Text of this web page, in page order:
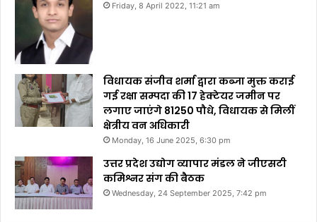
Friday, 8 April 2022, 11:21 am
विधायक संजीव शर्मा द्वारा कब्जा मुक्त कराई
गई रक्षा सम्पदा की 17 हेक्टेयर जमीन पर
लगाए जाएंगे 81250 पौधे, विधायक से मिलीं
क्षेत्रीय वन अधिकारी
Monday, 16 June 2025, 6:30 pm
उत्तर प्रदेश उद्योग व्यापार मंडल ने जीएसटी
कमिश्नर संग की बैठक
Wednesday, 24 September 2025, 7:42 pm